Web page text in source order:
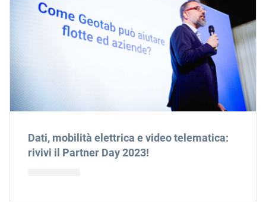
Dati, mobilità elettrica e video telematica:
rivivi il Partner Day 2023!